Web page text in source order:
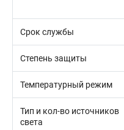
Срок службы
Степень защиты
Температурный режим
Тип и кол-во источников
света